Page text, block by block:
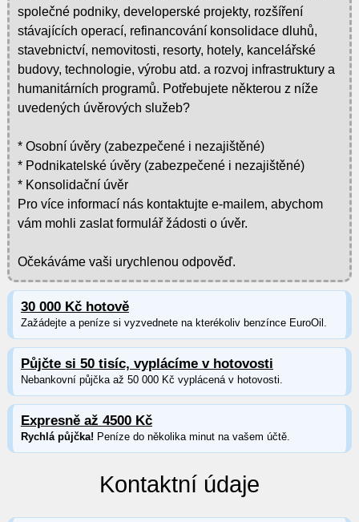
společné podniky, developerské projekty, rozšíření
stávajících operací, refinancování konsolidace dluhů,
stavebnictví, nemovitosti, resorty, hotely, kancelářské
budovy, technologie, výrobu atd. a rozvoj infrastruktury a
humanitárních programů. Potřebujete některou z níže
uvedených úvěrových služeb?
* Osobní úvěry (zabezpečené i nezajištěné)
* Podnikatelské úvěry (zabezpečené i nezajištěné)
* Konsolidační úvěr
Pro více informací nás kontaktujte e-mailem, abychom
vám mohli zaslat formulář žádosti o úvěr.
Očekáváme vaši urychlenou odpověď.
30 000 Kč hotově
Zažádejte a peníze si vyzvednete na kterékoliv benzínce EuroOil.
Půjčte si 50 tisíc, vyplácíme v hotovosti
Nebankovní půjčka až 50 000 Kč vyplácená v hotovosti.
Expresně až 4500 Kč
Rychlá půjčka! Peníze do několika minut na vašem účtě.
Kontaktní údaje